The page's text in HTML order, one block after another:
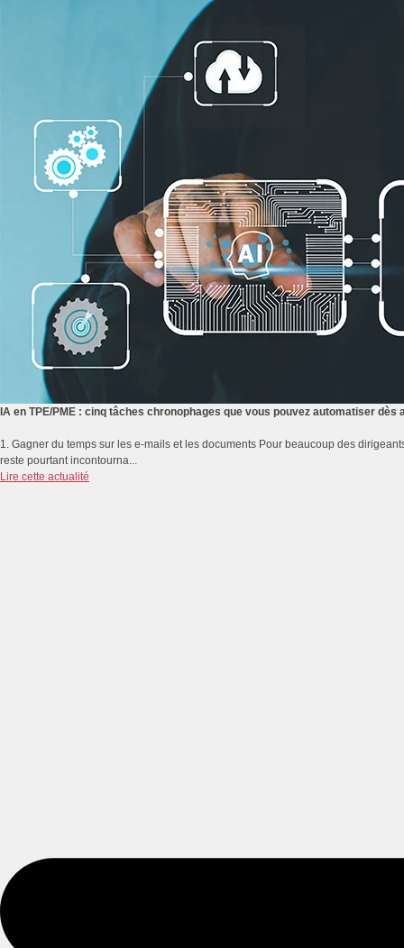
IA en TPE/PME : cinq tâches chronophages que vous pouvez automatiser dès
1. Gagner du temps sur les e-mails et les documents Pour beaucoup des
reste pourtant incontourna...
Lire cette actualité